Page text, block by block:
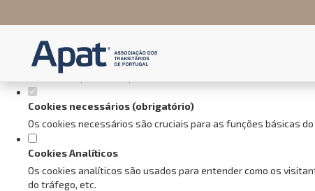
Defina as suas preferências
Este website utiliza cookies estritamente necessários, analíticos e
Consulte a nossa
Cookies necessários (obrigatório)
Os cookies necessários são cruciais para as funções básicas
Cookies Analíticos
Os cookies analíticos são usados para entender como os
do tráfego, etc.